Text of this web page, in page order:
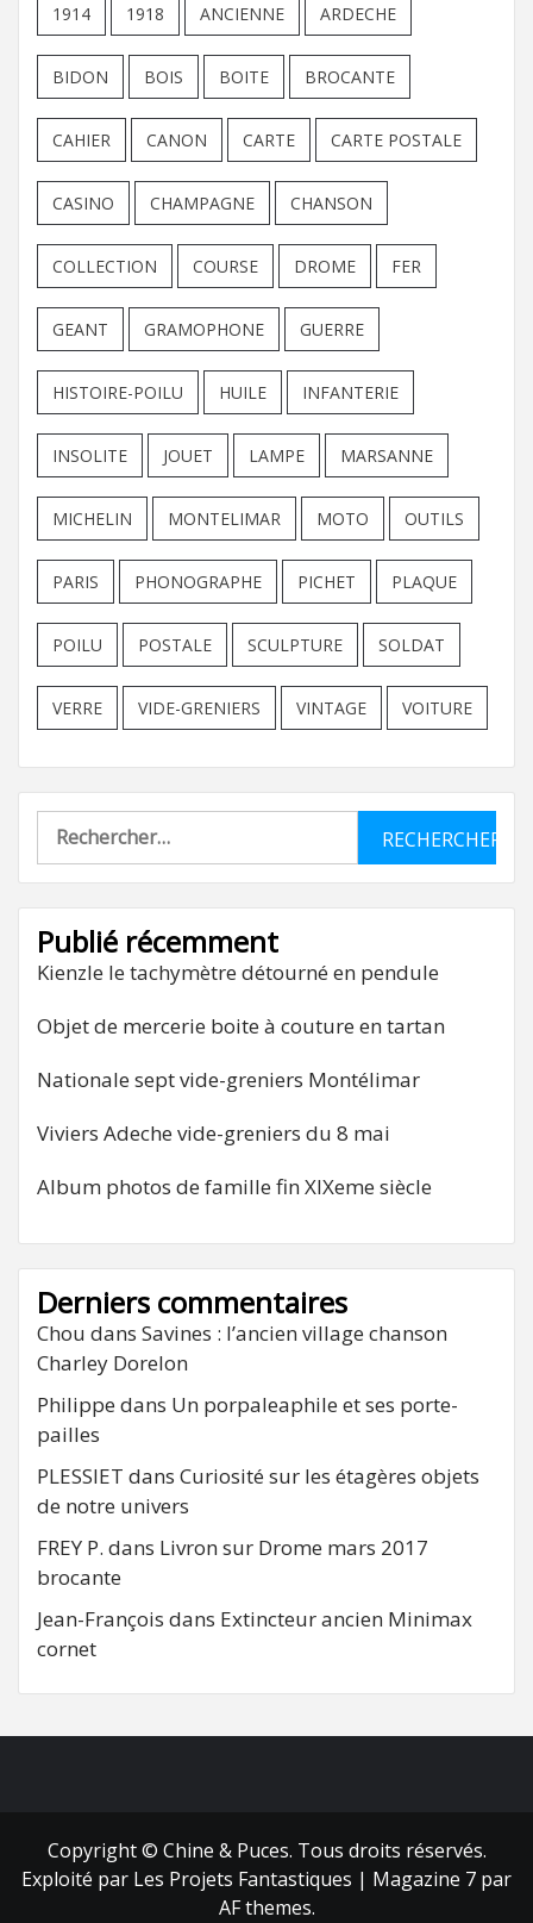
1914 1918 ANCIENNE ARDECHE
BIDON BOIS BOITE BROCANTE
CAHIER CANON CARTE CARTE POSTALE
CASINO CHAMPAGNE CHANSON
COLLECTION COURSE DROME FER
GEANT GRAMOPHONE GUERRE
HISTOIRE-POILU HUILE INFANTERIE
INSOLITE JOUET LAMPE MARSANNE
MICHELIN MONTELIMAR MOTO OUTILS
PARIS PHONOGRAPHE PICHET PLAQUE
POILU POSTALE SCULPTURE SOLDAT
VERRE VIDE-GRENIERS VINTAGE VOITURE
Rechercher :
Publié récemment
Kienzle le tachymètre détourné en pendule
Objet de mercerie boite à couture en tartan
Nationale sept vide-greniers Montélimar
Viviers Adeche vide-greniers du 8 mai
Album photos de famille fin XIXeme siècle
Derniers commentaires
Chou dans Savines : l’ancien village chanson
Charley Dorelon
Philippe dans Un porpaleaphile et ses porte-
pailles
PLESSIET dans Curiosité sur les étagères objets
de notre univers
FREY P. dans Livron sur Drome mars 2017
brocante
Jean-François dans Extincteur ancien Minimax
cornet
Copyright © Chine & Puces. Tous droits réservés.
Exploité par Les Projets Fantastiques | Magazine 7 par
AF themes.